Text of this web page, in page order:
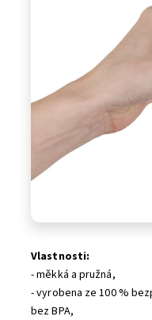
Vlastnosti:
- měkká a pružná,
- vyrobena ze 100 %
bez BPA,